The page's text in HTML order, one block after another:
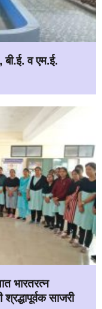
व एम.ई.
भारतरत्न
साजरी